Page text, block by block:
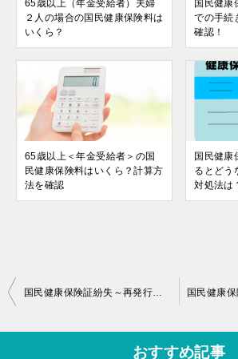
65歳以上（年金受給者）夫婦
２人の場合の国民健康保険料は
いくら？
国民健康
での手続
確認！
65歳以上＜年金受給者＞の国
民健康保険料はいくら？計算方
法を確認
国民健康
るとどう
対処法は
投
おすすめ記事